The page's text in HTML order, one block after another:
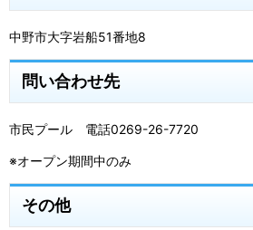
中野市大字岩船51番地8
問い合わせ先
市民プール 電話0269-26-7720
※オープン期間中のみ
その他